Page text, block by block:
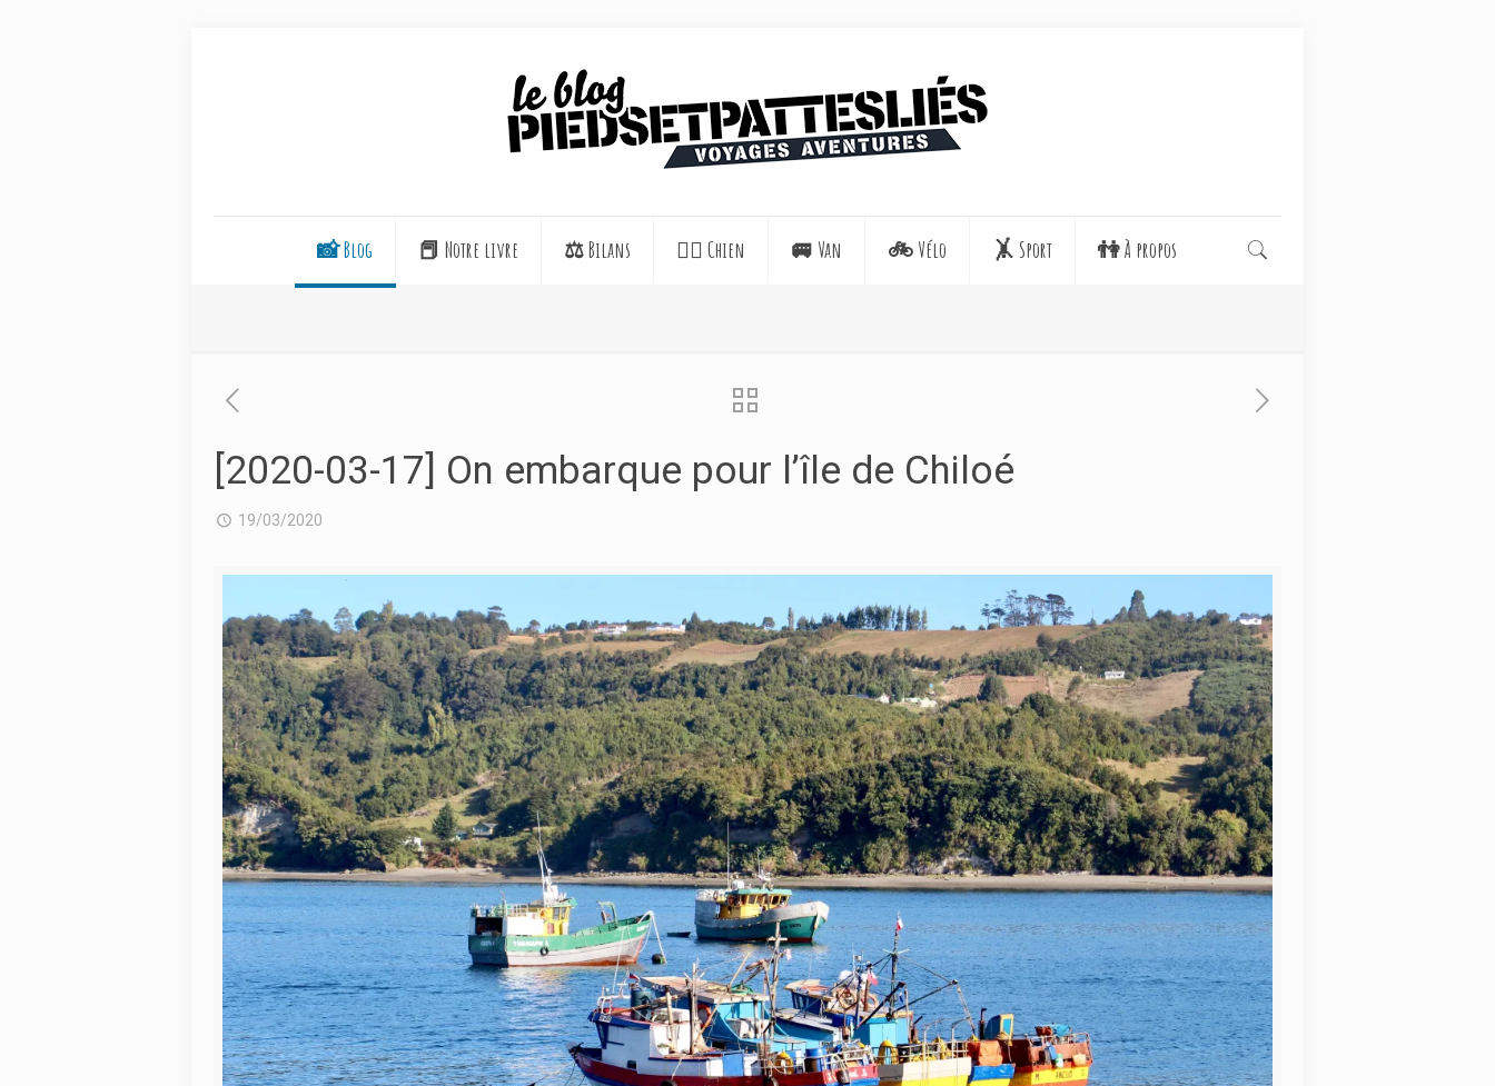
📸 Blog 📕 Notre livre ⚖️ Bilans 🐕‍🦺 Chien 🚐 Van 🚲 Vélo 🤸 Sport 👫 À propos
[2020-03-17] On embarque pour l’île de Chiloé
19/03/2020